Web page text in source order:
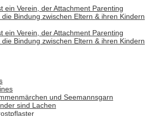
und Seemannsgarn
sind Lachen